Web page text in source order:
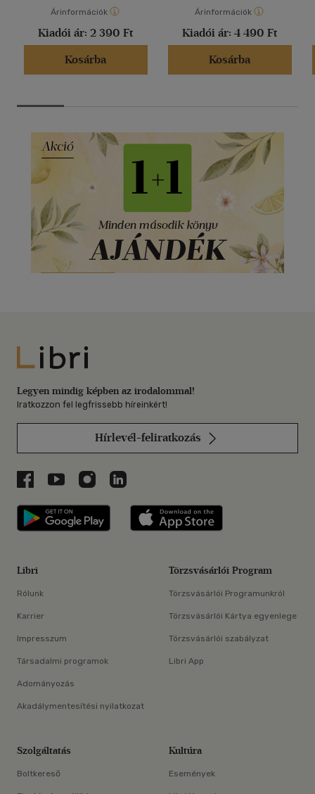
Árinformációk
Kiadói ár: 2 390 Ft
Kosárba
Árinformációk
Kiadói ár: 4 490 Ft
Kosárba
Libri
Legyen mindig képben az irodalommal!
Iratkozzon fel legfrissebb híreinkért!
Hírlevél-feliratkozás
Libri a Facebookon
Libri a Youtube-on
Libri az Instagramon
Libri a LinkedInen
Libri applikáció Szerezd meg: Google
Libri
Rólunk
Karrier
Impresszum
Társadalmi programok
Adományozás
Akadálymentesítési nyilatkozat
Törzsvásárlói Program
Törzsvásárlói Programunkról
Törzsvásárlói Kártya egyenlege
Törzsvásárlói szabályzat
Libri App
Szolgáltatás
Boltkereső
Kultúra
Események